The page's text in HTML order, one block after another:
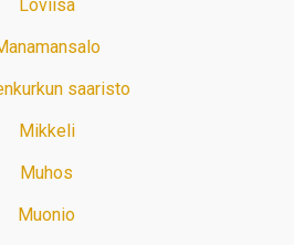
Loviisa
saaristo
Mikkeli
Muhos
Muonio